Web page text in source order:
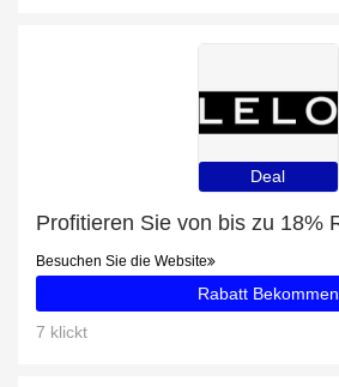
Deal
Besuchen Sie die Website
Rabatt Bekommen
7 klickt